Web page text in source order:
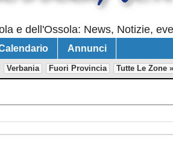
e dell'Ossola: News, Notizie,
Annunci
Verbania Fuori Provincia Tutte Le Zone »